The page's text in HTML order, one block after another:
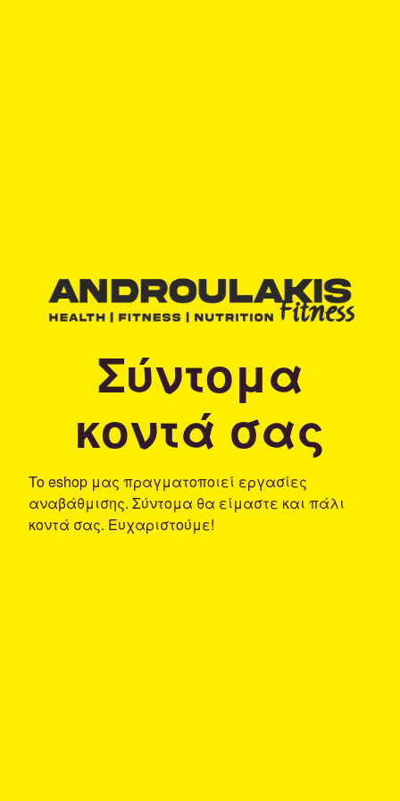
Σύντομα
κοντά σας
To eshop μας πραγματοποιεί εργασίες
αναβάθμισης. Σύντομα θα είμαστε και πάλι
κοντά σας. Ευχαριστούμε!